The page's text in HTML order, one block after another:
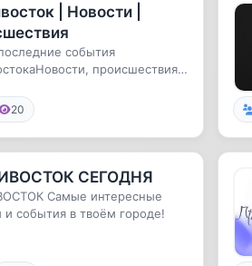
| Новости |
события
происшествия,
20
СЕГОДНЯ
Самые интересные
и события в твоём городе!